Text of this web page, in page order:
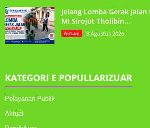
Jelang Lomba Gerak
MI Sirojut Tholibin...
Aktual 8 Agustus 2026
KATEGORI E POPULLARIZUAR
Pelayanan Publik
Aktual